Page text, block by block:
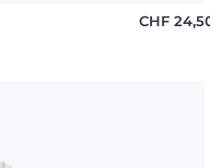
CHF 24,50